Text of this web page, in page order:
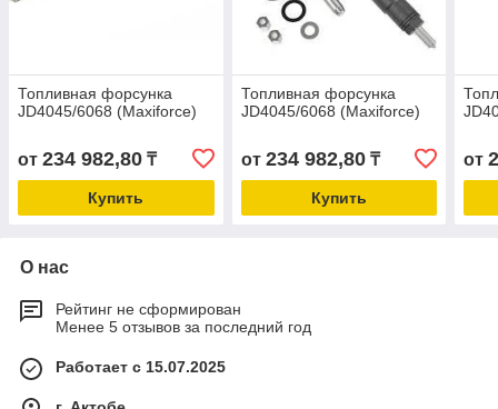
Топливная форсунка
JD4045/6068 (Maxiforce)
от 234 982,80 ₸
Купить
Топливная форсунка
JD4045/6068 (Maxiforce)
от 234 982,80₸
Купить
от
О нас
Рейтинг не сформирован
Менее 5 отзывов за последний год
Работает с 15.07.2025